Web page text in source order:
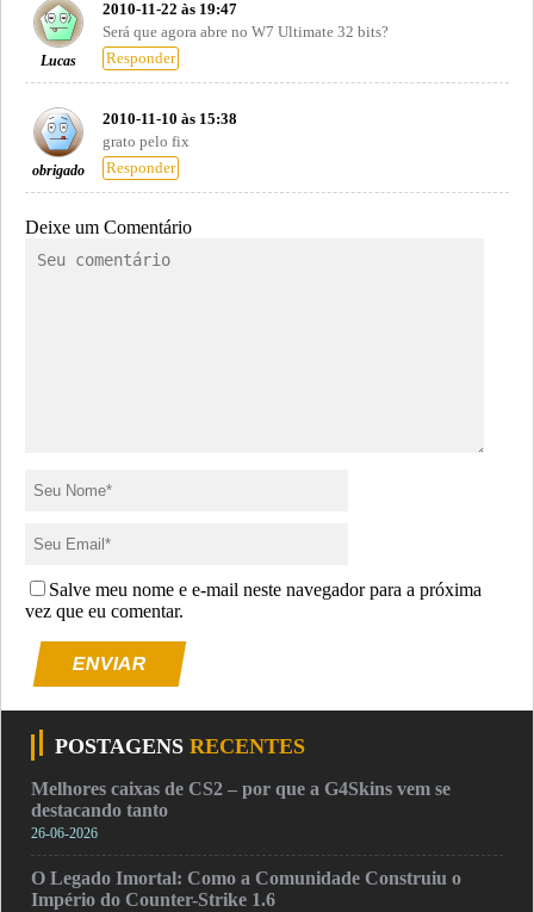
Lucas
2010-11-22 às 19:47
Será que agora abre no W7 Ultimate 32 bits?
Responder
obrigado
2010-11-10 às 15:38
grato pelo fix
Responder
Deixe um Comentário
Salve meu nome e e-mail neste navegador para a próxima
vez que eu comentar.
ENVIAR
POSTAGENS RECENTES
Melhores caixas de CS2 – por que a G4Skins vem se
destacando tanto
26-06-2026
O Legado Imortal: Como a Comunidade Construiu o
Império do Counter-Strike 1.6